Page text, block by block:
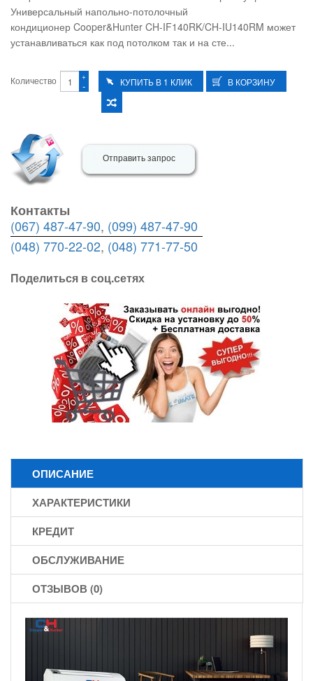
Универсальный напольно-потолочный
кондиционер Cooper&Hunter CH-IF140RK/CH-IU140RM может
устанавливаться как под потолком так и на сте...
Количество -
+
Отправить запрос
Контакты
(067) 487-47-90, (099) 487-47-90
(048) 770-22-02, (048) 771-77-50
Поделиться в соц.сетях
ОПИСАНИЕ
ХАРАКТЕРИСТИКИ
КРЕДИТ
ОБСЛУЖИВАНИЕ
ОТЗЫВОВ (0)